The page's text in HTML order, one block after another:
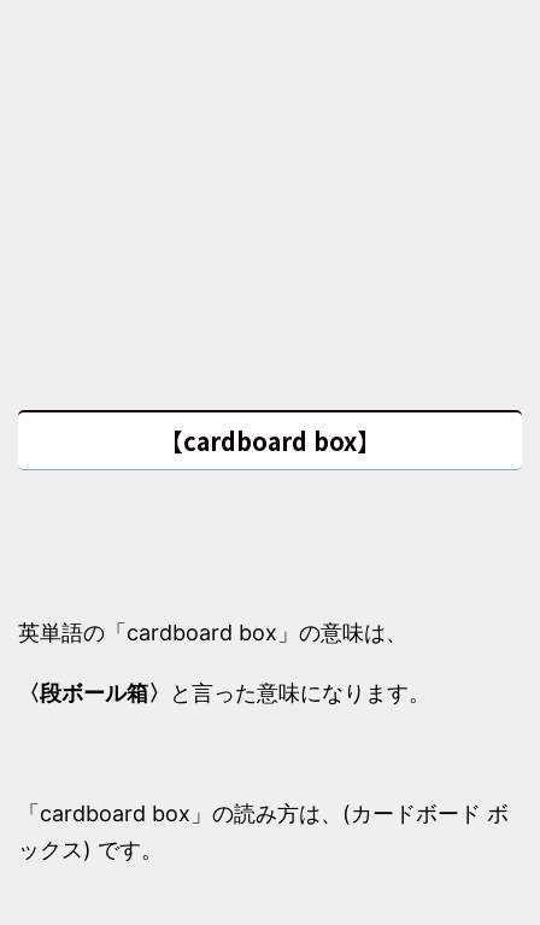
【cardboard box】
英単語の「cardboard box」の意味は、
〈段ボール箱〉 と言った意味になります。
「cardboard box」の読み方は、(カードボード ボ
ックス) です。